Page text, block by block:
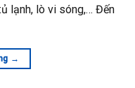
lạnh, lò vi sóng,… Đến
→